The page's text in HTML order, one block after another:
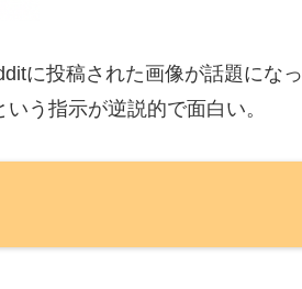
に投稿された画像が話題になっ
う指示が逆説的で面白い。